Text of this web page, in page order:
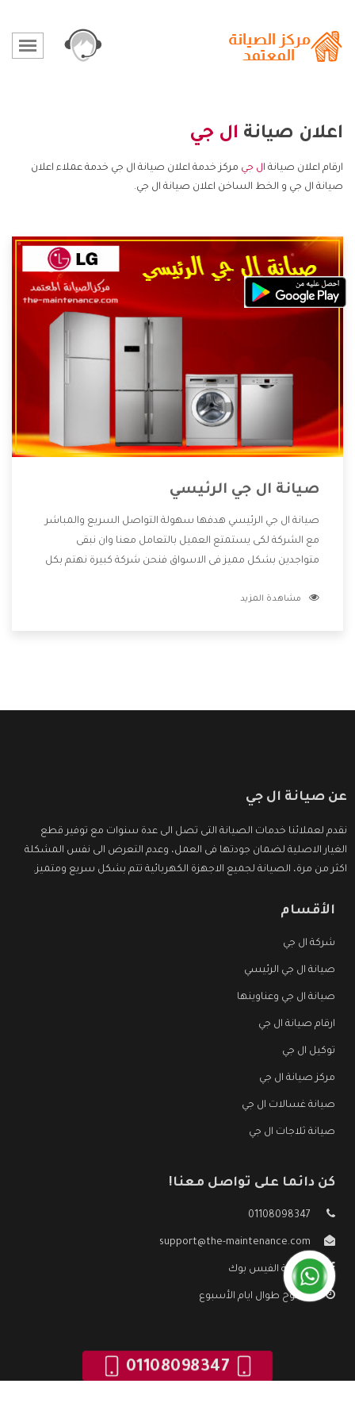
اعلان صيانة ال جي
ارقام اعلان صيانة ال جي مركز خدمة اعلان صيانة ال جي خدمة عملاء اعلان
صيانة ال جي و الخط الساخن اعلان صيانة ال جي.
صيانة ال جي الرئيسي
صيانة ال جي الرئيسي هدفها سهولة التواصل السريع والمباشر
مع الشركة لكى يستمتع العميل بالتعامل معنا وان نبقى
متواجدين بشكل مميز فى الاسواق فنحن شركة كبيرة نهتم بكل
الشركة بها والتى تكون منها خدمة الصيانة التى تكون من أهم
مشاهدة المزيد
عن صيانة ال جي
نقدم لعملائنا خدمات الصيانة التى تصل الى عدة سنوات مع توفير قطع
الغيار الاصلية لضمان جودتها فى العمل، وعدم التعرض الى نفس المشكلة
اكثر من مرة، الصيانة لجميع الاجهزة الكهربائية تتم بشكل سريع ومتميز.
الأقسام
شركة ال جي
صيانة ال جي الرئيسي
صيانة ال جي وعناوينها
ارقام صيانة ال جي
توكيل ال جي
مركز صيانة ال جي
صيانة غسالات ال جي
صيانة ثلاجات ال جي
كن دائما على تواصل معنا!
01108098347
support@the-maintenance.com
صفحة الفيس بوك
مفتوح طوال ايام الأسبوع
01108098347